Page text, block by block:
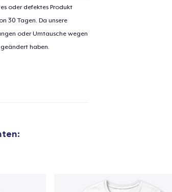
oder defektes Produkt
30 Tagen. Da unsere
oder Umtausche wegen
haben.